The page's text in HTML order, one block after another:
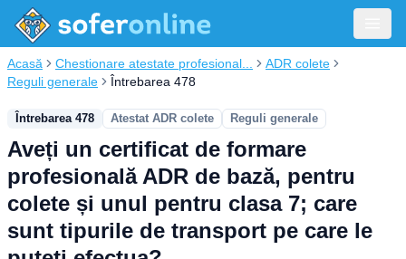
Acasă Chestionare atestate profesional...
ADR colete
Reguli generale
Întrebarea 478
Întrebarea 478 Atestat ADR colete Reguli generale
Aveți un certificat de formare
profesională ADR de bază, pentru
colete și unul pentru clasa 7; care
sunt tipurile de transport pe care le